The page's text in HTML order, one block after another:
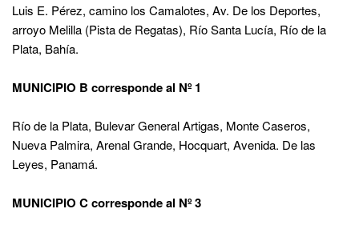
Luis E. Pérez, camino los Camalotes, Av. De los Deportes,
arroyo Melilla (Pista de Regatas), Río Santa Lucía, Río de la
Plata, Bahía.
MUNICIPIO B corresponde al Nº 1
Río de la Plata, Bulevar General Artigas, Monte Caseros,
Nueva Palmira, Arenal Grande, Hocquart, Avenida. De las
Leyes, Panamá.
MUNICIPIO C corresponde al Nº 3